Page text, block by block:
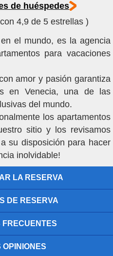
de huéspedes
4,9 de 5 estrellas )
el mundo, es la agencia
para vacaciones
amor y pasión garantiza
en Venecia, una de las
del mundo.
los apartamentos
sitio y los revisamos
su disposición para hacer
inolvidable!
LA RESERVA
DE RESERVA
FRECUENTES
OPINIONES